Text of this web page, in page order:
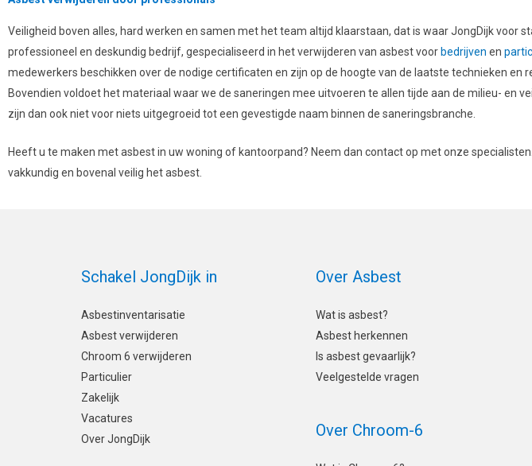
Veiligheid boven alles, hard werken en samen met het team altijd klaarstaan, dat is waar JongDijk voor
professioneel en deskundig bedrijf, gespecialiseerd in het verwijderen van asbest voor bedrijven en
medewerkers beschikken over de nodige certificaten en zijn op de hoogte van de laatste technieken en
Bovendien voldoet het materiaal waar we de saneringen mee uitvoeren te allen tijde aan de milieu- en
zijn dan ook niet voor niets uitgegroeid tot een gevestigde naam binnen de saneringsbranche.
Heeft u te maken met asbest in uw woning of kantoorpand? Neem dan contact op met onze
vakkundig en bovenal veilig het asbest.
Schakel JongDijk in
Asbestinventarisatie
Asbest verwijderen
Chroom 6 verwijderen
Particulier
Zakelijk
Vacatures
Over JongDijk
Over Asbest
Wat is asbest?
Asbest herkennen
Is asbest gevaarlijk?
Veelgestelde vragen
Over Chroom-6